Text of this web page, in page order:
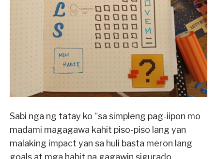
Sabi nga ng tatay ko “sa simpleng pag-iipon mo
madami magagawa kahit piso-piso lang yan
malaking impact yan sa huli basta meron lang
goals at mga habit na gagawin sigurado